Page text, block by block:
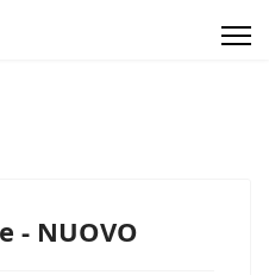
- NUOVO